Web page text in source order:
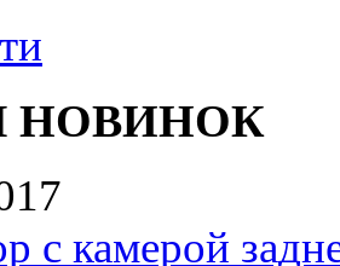
НОВИНОК
с камерой